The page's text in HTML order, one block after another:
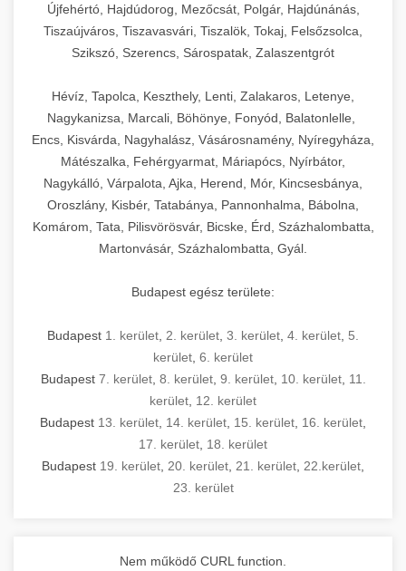
Újfehértó, Hajdúdorog, Mezőcsát, Polgár, Hajdúnánás,
Tiszaújváros, Tiszavasvári, Tiszalök, Tokaj, Felsőzsolca,
Szikszó, Szerencs, Sárospatak, Zalaszentgrót
Hévíz, Tapolca, Keszthely, Lenti, Zalakaros, Letenye,
Nagykanizsa, Marcali, Böhönye, Fonyód, Balatonlelle,
Encs, Kisvárda, Nagyhalász, Vásárosnamény, Nyíregyháza,
Mátészalka, Fehérgyarmat, Máriapócs, Nyírbátor,
Nagykálló, Várpalota, Ajka, Herend, Mór, Kincsesbánya,
Oroszlány, Kisbér, Tatabánya, Pannonhalma, Bábolna,
Komárom, Tata, Pilisvörösvár, Bicske, Érd, Százhalombatta,
Martonvásár, Százhalombatta, Gyál.
Budapest egész területe:
Budapest 1. kerület 2. kerület 3. kerület 4. kerület 5.
kerület 6. kerület
Budapest 7. kerület, 8. kerület, 9. kerület, 10. kerület, 11.
kerület 12. kerület
Budapest 13. kerület 14. kerület 15. kerület 16. kerület
17. kerület 18. kerület
Budapest 19. kerület 20. kerület 21. kerület 22.kerület
23. kerület
Nem működő CURL function.